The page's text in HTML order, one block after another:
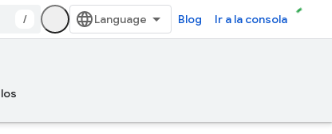
/ Blog Ir a la consola